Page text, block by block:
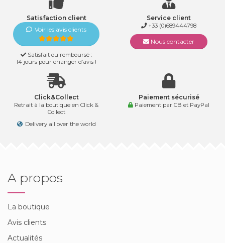
Satisfaction client
Voir les avis clients
Satisfait ou remboursé :
14 jours pour changer d’avis !
Service client
+33 (0)689444798
Nous contacter
Click&Collect
Retrait à la boutique en Click &
Collect
Delivery all over the world
Paiement sécurisé
Paiement par CB et PayPal
A propos
La boutique
Avis clients
Actualités